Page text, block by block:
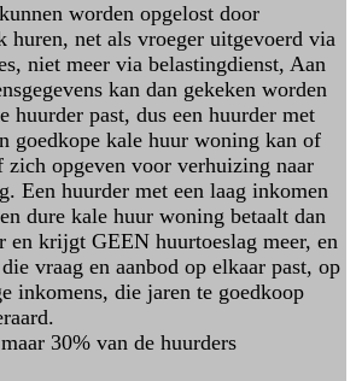
worden opgelost door
huren, net als vroeger uitgevoerd via
niet meer via belastingdienst, Aan
kan dan gekeken worden
huurder past, dus een huurder met
goedkope kale huur woning kan of
zich opgeven voor verhuizing naar
Een huurder met een laag inkomen
dure kale huur woning betaalt dan
en krijgt GEEN huurtoeslag meer, en
vraag en aanbod op elkaar past, op
inkomens, die jaren te goedkoop
30% van de huurders